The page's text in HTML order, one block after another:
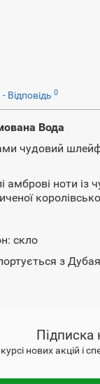
Відповідь0
Вода
чудовий
амброві ноти
скло
з
Підписка
нових акцій і